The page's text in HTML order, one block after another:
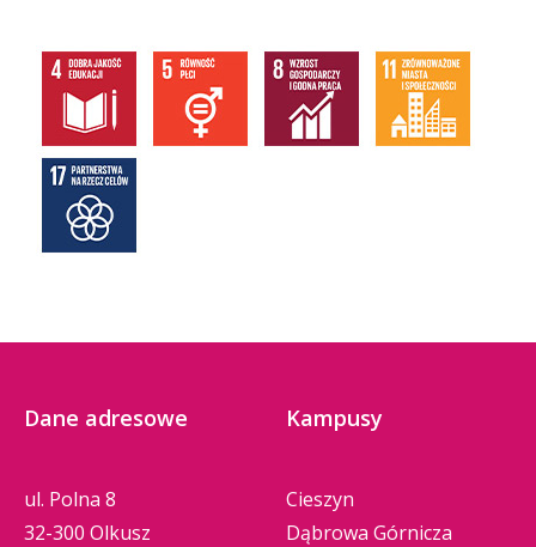
Dane adresowe
ul. Polna 8
32-300 Olkusz
Kampusy
Cieszyn
Dąbrowa Górnicza